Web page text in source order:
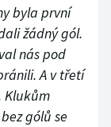
byla první
žádný gól.
nás pod
A v třetí
Klukům
gólů se